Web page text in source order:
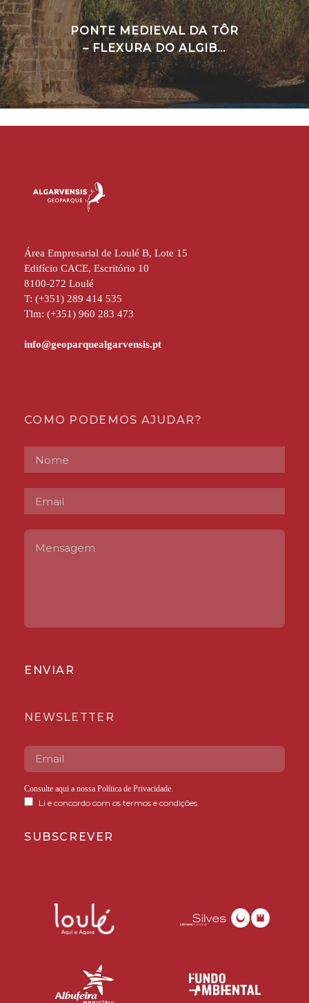
PONTE MEDIEVAL DA TÔR
– FLEXURA DO ALGIB...
Área Empresarial de Loulé B, Lote 15
Edifício CACE, Escritório 10
8100-272 Loulé
T: (+351) 289 414 535
Tlm: (+351) 960 283 473
COMO PODEMOS AJUDAR?
ENVIAR
NEWSLETTER
Consulte aqui a nossa Política de Privacidade
Li e concordo com os termos e condições.